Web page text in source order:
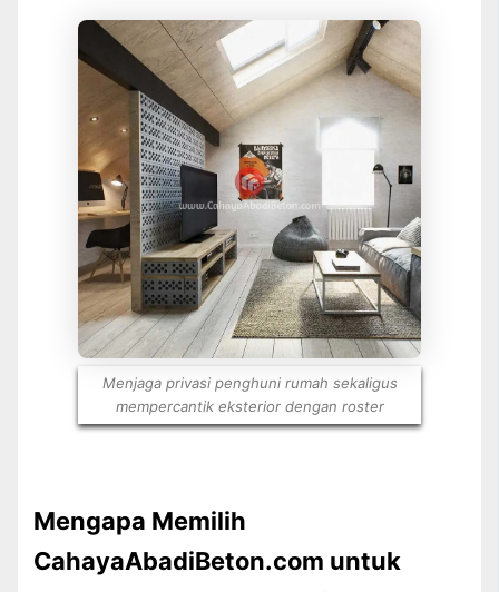
Menjaga privasi penghuni rumah sekaligus
mempercantik eksterior dengan roster
Mengapa Memilih
CahayaAbadiBeton.com untuk